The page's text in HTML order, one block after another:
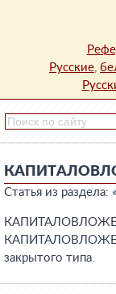
Русские,
Статья из раздела: «
закрытого типа.